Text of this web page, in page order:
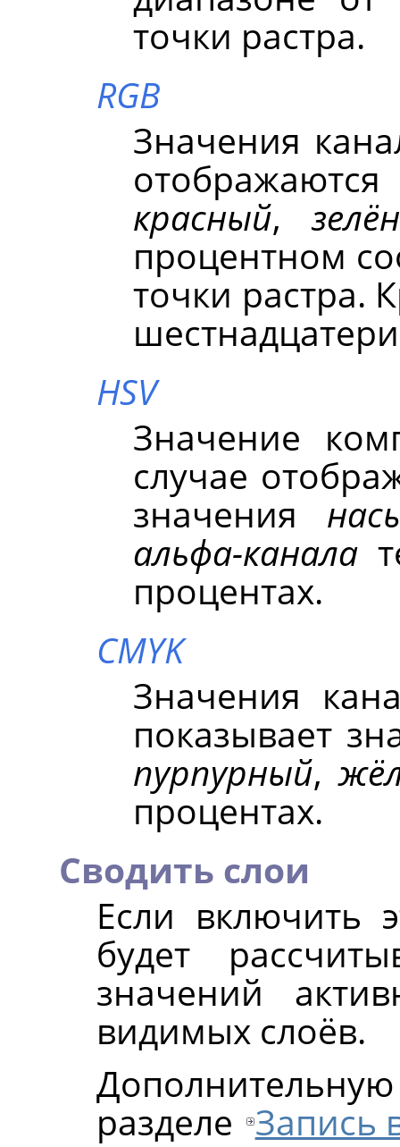
точки растра.
RGB
Значения
красный,
процентном
точки растра.
HSV
Значение
случае
значения
альфа-канала
процентах.
CMYK
Значения
показывает
пурпурный,
процентах.
Сводить слои
Если включить
будет
значений
видимых слоёв.
разделе Запись